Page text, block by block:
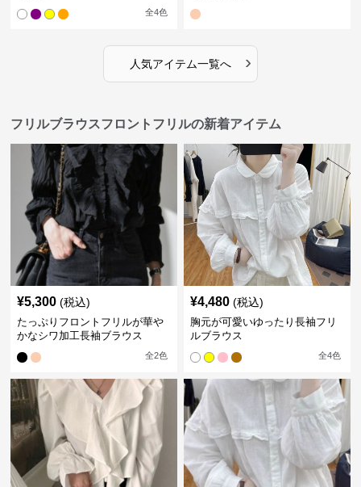
全4色
人気アイテム一覧へ ›
フリルブラウスフロントフリルの新着アイテム
¥5,300 (税込)
たっぷりフロントフリルが華や
かなシワ加工長袖ブラウス
全2色
¥4,480 (税込)
胸元が可愛いゆったり長袖フリ
ルブラウス
全4色